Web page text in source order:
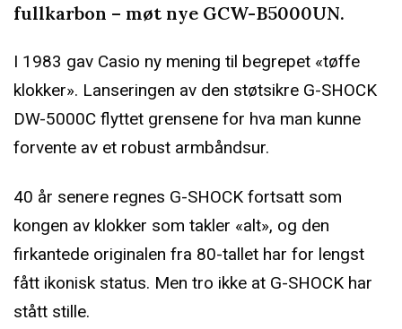
fullkarbon – møt nye GCW-B5000UN.
I 1983 gav Casio ny mening til begrepet «tøffe
klokker». Lanseringen av den støtsikre G-SHOCK
DW-5000C flyttet grensene for hva man kunne
forvente av et robust armbåndsur.
40 år senere regnes G-SHOCK fortsatt som
kongen av klokker som takler «alt», og den
firkantede originalen fra 80-tallet har for lengst
fått ikonisk status. Men tro ikke at G-SHOCK har
stått stille.